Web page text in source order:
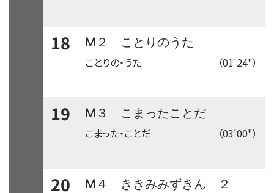
18
M２ ことりのうた
（01'24"）
ことりの・うた
19
M３ こまったことだ
（03'00"）
こまった・ことだ
20
M４ ききみみずきん ２